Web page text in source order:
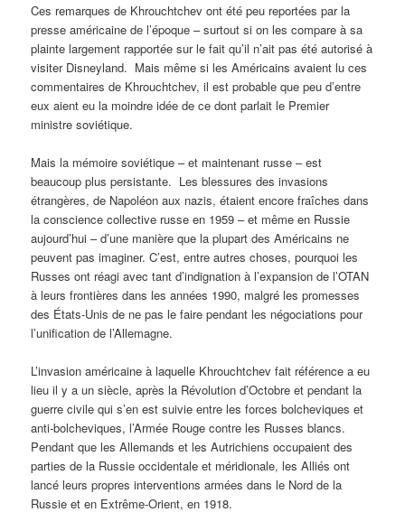
Ces remarques de Khrouchtchev ont été peu reportées par la
presse américaine de l’époque – surtout si on les compare à sa
plainte largement rapportée sur le fait qu’il n’ait pas été autorisé à
visiter Disneyland. Mais même si les Américains avaient lu ces
commentaires de Khrouchtchev, il est probable que peu d’entre
eux aient eu la moindre idée de ce dont parlait le Premier
ministre soviétique.
Mais la mémoire soviétique – et maintenant russe – est
beaucoup plus persistante. Les blessures des invasions
étrangères, de Napoléon aux nazis, étaient encore fraîches dans
la conscience collective russe en 1959 – et même en Russie
aujourd’hui – d’une manière que la plupart des Américains ne
peuvent pas imaginer. C’est, entre autres choses, pourquoi les
Russes ont réagi avec tant d’indignation à l’expansion de l’OTAN
à leurs frontières dans les années 1990, malgré les promesses
des États-Unis de ne pas le faire pendant les négociations pour
l’unification de l’Allemagne.
L’invasion américaine à laquelle Khrouchtchev fait référence a eu
lieu il y a un siècle, après la Révolution d’Octobre et pendant la
guerre civile qui s’en est suivie entre les forces bolcheviques et
anti-bolcheviques, l’Armée Rouge contre les Russes blancs.
Pendant que les Allemands et les Autrichiens occupaient des
parties de la Russie occidentale et méridionale, les Alliés ont
lancé leurs propres interventions armées dans le Nord de la
Russie et en Extrême-Orient, en 1918.